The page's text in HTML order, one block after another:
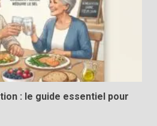
: le guide essentiel pour